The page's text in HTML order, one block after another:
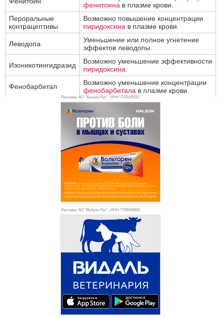
фенитоина в плазме крови.
Пероральные
контрацептивы
Возможно повышение концентрации
пиридоксина в плазме крови.
Леводопа
Уменьшение или полное угнетение
эффектов леводопы.
Изоникотингидразид
Возможно уменьшение эффективности
пиридоксина
Фенобарбитал
Возможно уменьшение концентрации
фенобарбитала в плазме крови.
Реклама. АО "Хелеон Рус", ИНН 7703105112
Реклама. АО "Видаль Рус", ИНН 7728043605